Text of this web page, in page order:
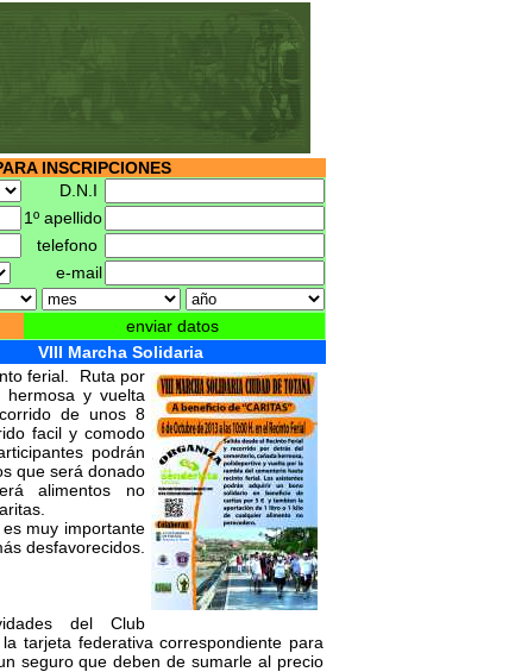
INSCRIPCIONES
D.N.I
1º apellido
telefono
e-mail
enviar datos
VIII Marcha Solidaria
ferial. Ruta por
y vuelta
de unos 8
facil y comodo
podrán
que será donado
alimentos no
muy importante
desfavorecidos.
del Club
tarjeta federativa correspondiente para
seguro que deben de sumarle al precio